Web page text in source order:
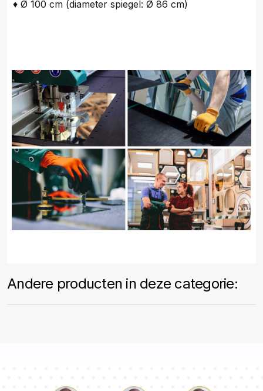
♦ Ø 100 cm (diameter spiegel: Ø 86 cm)
Andere producten in deze categorie: